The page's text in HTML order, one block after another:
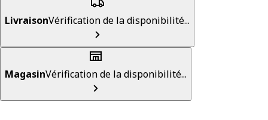
LivraisonVérification de la disponibilité...
MagasinVérification de la disponibilité...